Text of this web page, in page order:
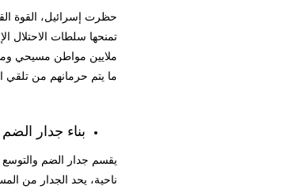
تمنحها سلطات الاحتلال
ملايين مواطن مسيحي
ما يتم حرمانهم من تلقي
بناء جدار
يقسم جدار الضم والتوسع
ناحية، يحد الجدار من